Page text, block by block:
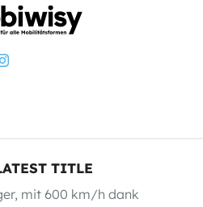
TITLE
mit 600 km/h dank